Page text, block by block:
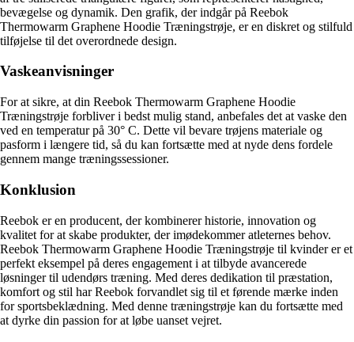
bevægelse og dynamik. Den grafik, der indgår på Reebok
Thermowarm Graphene Hoodie Træningstrøje, er en diskret og stilfuld
tilføjelse til det overordnede design.
Vaskeanvisninger
For at sikre, at din Reebok Thermowarm Graphene Hoodie
Træningstrøje forbliver i bedst mulig stand, anbefales det at vaske den
ved en temperatur på 30° C. Dette vil bevare trøjens materiale og
pasform i længere tid, så du kan fortsætte med at nyde dens fordele
gennem mange træningssessioner.
Konklusion
Reebok er en producent, der kombinerer historie, innovation og
kvalitet for at skabe produkter, der imødekommer atleternes behov.
Reebok Thermowarm Graphene Hoodie Træningstrøje til kvinder er et
perfekt eksempel på deres engagement i at tilbyde avancerede
løsninger til udendørs træning. Med deres dedikation til præstation,
komfort og stil har Reebok forvandlet sig til et førende mærke inden
for sportsbeklædning. Med denne træningstrøje kan du fortsætte med
at dyrke din passion for at løbe uanset vejret.